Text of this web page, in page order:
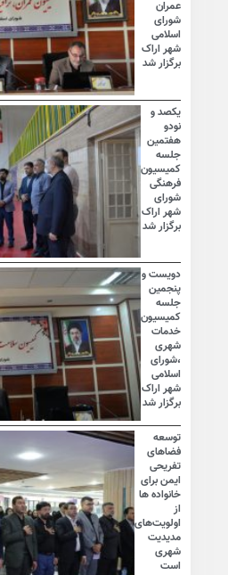
عمران
شورای
اسلامی
شهر اراک
برگزار شد
یکصد و
نودو
هفتمین
جلسه
کمیسیون
فرهنگی
شورای
شهر اراک
برگزار شد
دویست و
پنجمین
جلسه
کمیسیون
خدمات
شهری
،شورای
اسلامی
شهر اراک
برگزار شد
توسعه
فضاهای
تفریحی
ایمن برای
خانواده ها
از
اولویت‌های
مدیدیت
شهری
است